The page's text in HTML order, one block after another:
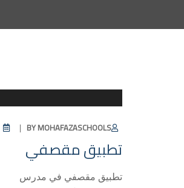
BYMOHAFAZASCHOOLS
تطبيق مقصفي
تطبيق مقصفي في مدرس